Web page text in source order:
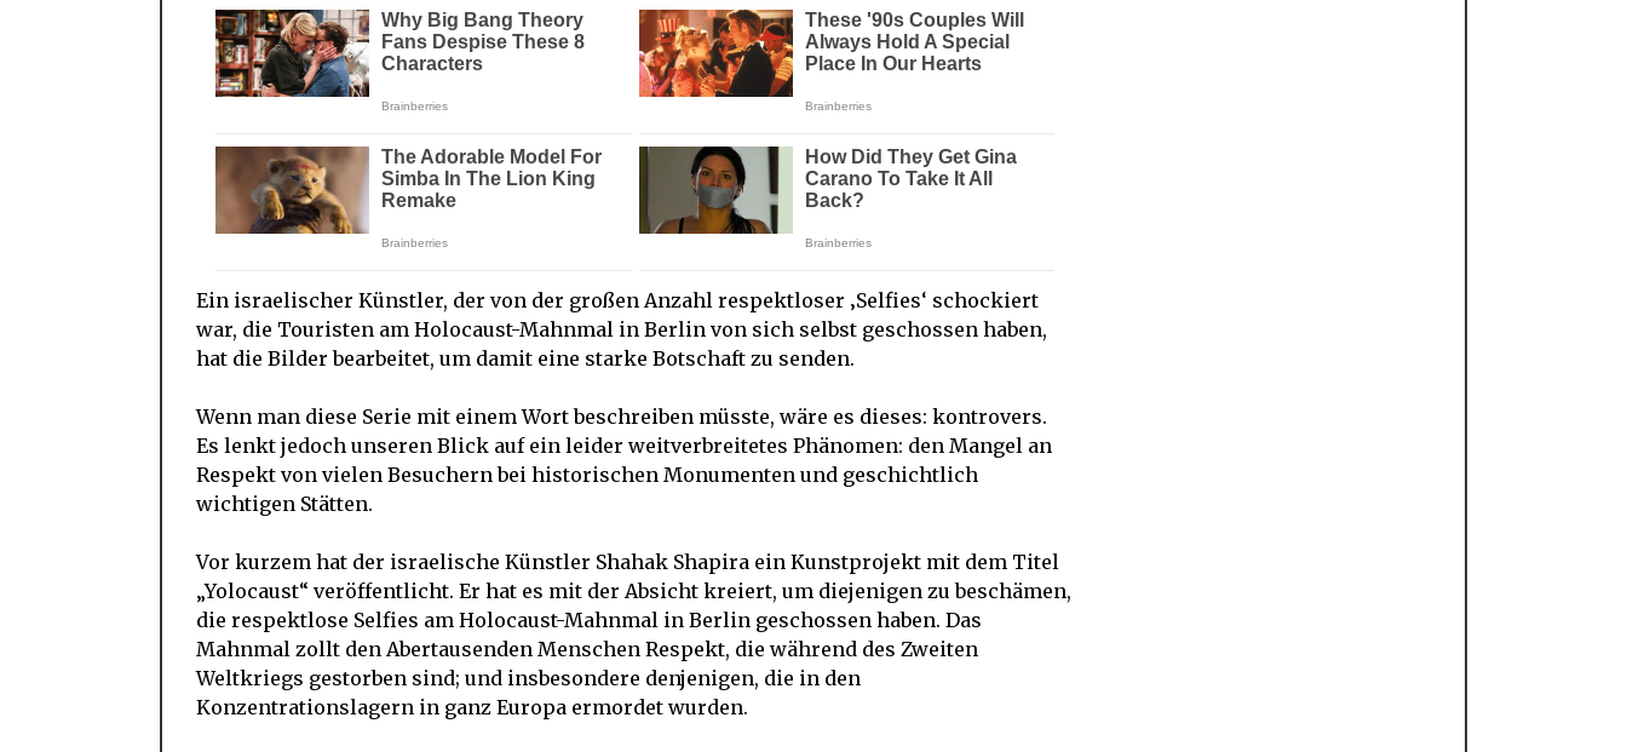
Ein israelischer Künstler, der von der großen Anzahl respektloser ‚Selfies‘ schockiert
war, die Touristen am Holocaust-Mahnmal in Berlin von sich selbst geschossen haben,
hat die Bilder bearbeitet, um damit eine starke Botschaft zu senden.
Wenn man diese Serie mit einem Wort beschreiben müsste, wäre es dieses: kontrovers.
Es lenkt jedoch unseren Blick auf ein leider weitverbreitetes Phänomen: den Mangel an
Respekt von vielen Besuchern bei historischen Monumenten und geschichtlich
wichtigen Stätten.
Vor kurzem hat der israelische Künstler Shahak Shapira ein Kunstprojekt mit dem Titel
„Yolocaust“ veröffentlicht. Er hat es mit der Absicht kreiert, um diejenigen zu beschämen,
die respektlose Selfies am Holocaust-Mahnmal in Berlin geschossen haben. Das
Mahnmal zollt den Abertausenden Menschen Respekt, die während des Zweiten
Weltkriegs gestorben sind; und insbesondere denjenigen, die in den
Konzentrationslagern in ganz Europa ermordet wurden.